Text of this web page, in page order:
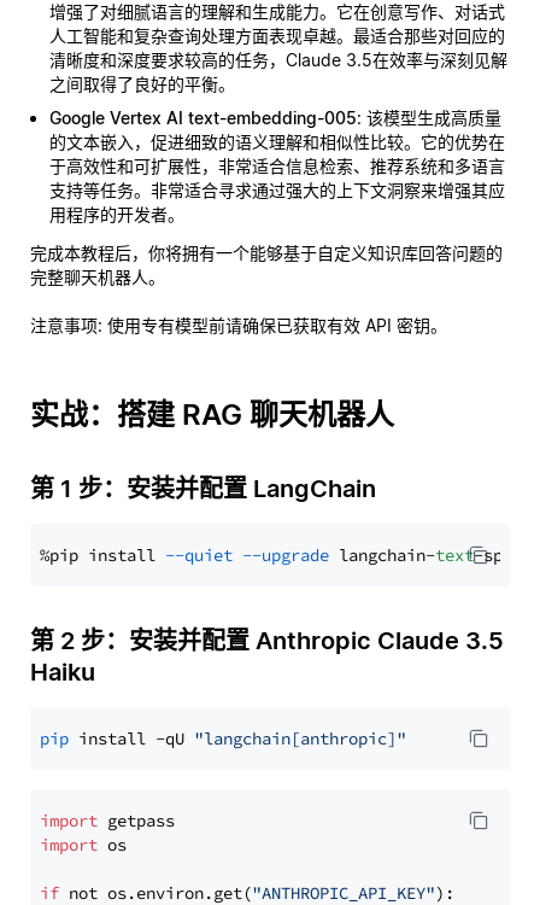
增强了对细腻语言的理解和生成能力。它在创意写作、对话式
人工智能和复杂查询处理方面表现卓越。最适合那些对回应的
清晰度和深度要求较高的任务，Claude 3.5在效率与深刻见解
之间取得了良好的平衡。
Google Vertex AI text-embedding-005: 该模型生成高质量
的文本嵌入，促进细致的语义理解和相似性比较。它的优势在
于高效性和可扩展性，非常适合信息检索、推荐系统和多语言
支持等任务。非常适合寻求通过强大的上下文洞察来增强其应
用程序的开发者。
完成本教程后，你将拥有一个能够基于自定义知识库回答问题的
完整聊天机器人。
注意事项: 使用专有模型前请确保已获取有效 API 密钥。
实战：搭建 RAG 聊天机器人
第 1 步：安装并配置 LangChain
%pip install --quiet --upgrade langchain-text
第 2 步：安装并配置 Anthropic Claude 3.5
Haiku
pip install -qU "langchain[anthropic]"
import
import os
if not os.environ.get("ANTHROPIC_API_KEY"):